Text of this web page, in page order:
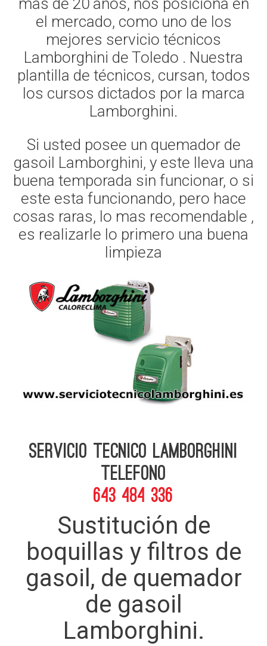
mas de 20 años, nos posiciona en
el mercado, como uno de los
mejores servicio técnicos
Lamborghini de Toledo . Nuestra
plantilla de técnicos, cursan, todos
los cursos dictados por la marca
Lamborghini.
Si usted posee un quemador de
gasoil Lamborghini, y este lleva una
buena temporada sin funcionar, o si
este esta funcionando, pero hace
cosas raras, lo mas recomendable ,
es realizarle lo primero una buena
limpieza
Servicio Tecnico Lamborghini
telefono
643 484 336
Sustitución de
boquillas y filtros de
gasoil, de quemador
de gasoil
Lamborghini.